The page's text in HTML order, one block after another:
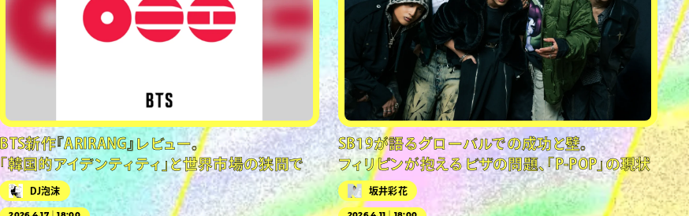
BTS新作『ARIRANG』レビュー。
「韓国的アイデンティティ」と世界市場の狭間で
DJ泡沫
SB19が語るグローバルでの成功と壁。
フィリピンが抱えるビザの問題、「P-POP」の現状
坂井彩花